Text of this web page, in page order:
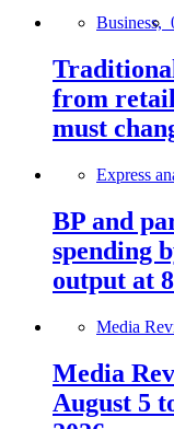
Business,
from
must
Express
BP and
spending
output at
Media
Media
August 5